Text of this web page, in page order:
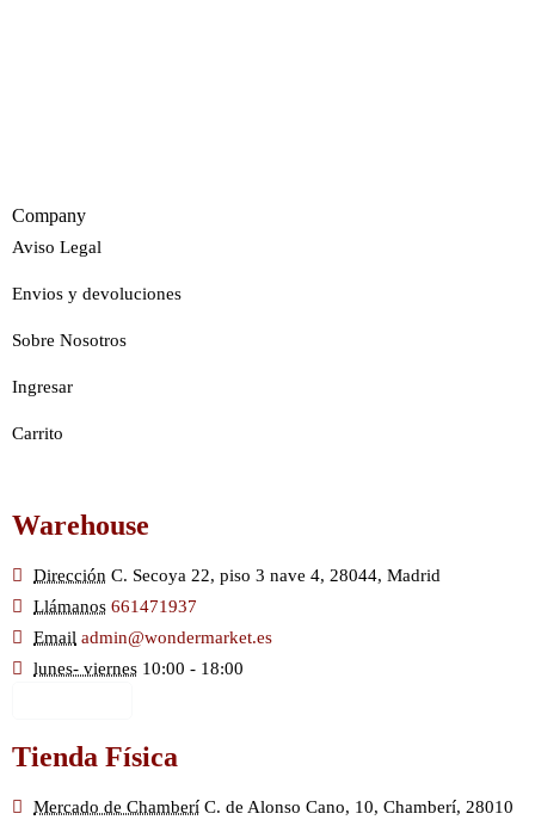
Company
Aviso Legal
Envios y devoluciones
Sobre Nosotros
Ingresar
Carrito
Warehouse
Dirección C. Secoya 22, piso 3 nave 4, 28044, Madrid
Llámanos 661471937
Email admin@wondermarket.es
lunes- viernes 10:00 - 18:00
Tienda Física
Mercado de Chamberí C. de Alonso Cano, 10, Chamberí, 28010